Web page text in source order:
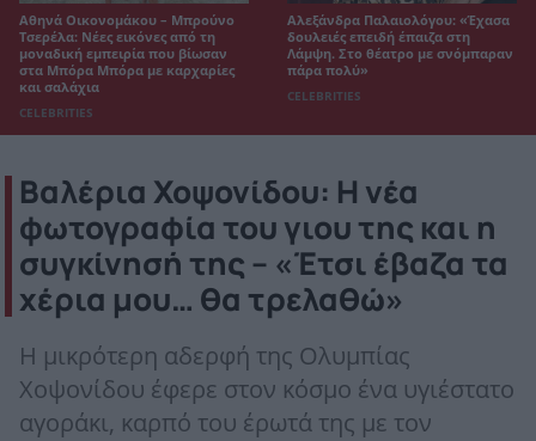
Αθηνά Οικονομάκου – Μπρούνο
Τσερέλα: Νέες εικόνες από τη
μοναδική εμπειρία που βίωσαν
στα Μπόρα Μπόρα με καρχαρίες
και σαλάχια
CELEBRITIES
Αλεξάνδρα Παλαιολόγου: «Έχασα
δουλειές επειδή έπαιζα στη
Λάμψη. Στο θέατρο με σνόμπαραν
πάρα πολύ»
CELEBRITIES
Βαλέρια Χοψονίδου: Η νέα
φωτογραφία του γιου της και η
συγκίνησή της – «Έτσι έβαζα τα
χέρια μου… θα τρελαθώ»
Η μικρότερη αδερφή της Ολυμπίας
Χοψονίδου έφερε στον κόσμο ένα υγιέστατο
αγοράκι, καρπό του έρωτά της με τον